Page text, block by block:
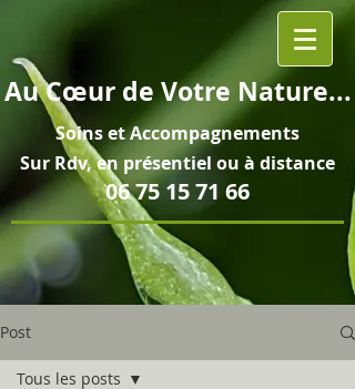
AuCœurde Votre Nature...
Soins etAccompagnements
Sur Rdv, en présentiel ou à distance
06 75 15 71 66
Post
Tous les posts